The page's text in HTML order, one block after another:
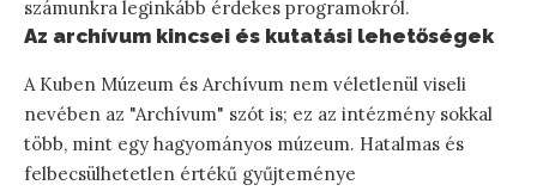
számunkra leginkább érdekes programokról.
Az archívum kincsei és kutatási lehetőségek
A Kuben Múzeum és Archívum nem véletlenül viseli
nevében az "Archívum" szót is; ez az intézmény sokkal
több, mint egy hagyományos múzeum. Hatalmas és
felbecsülhetetlen értékű gyűjteménye